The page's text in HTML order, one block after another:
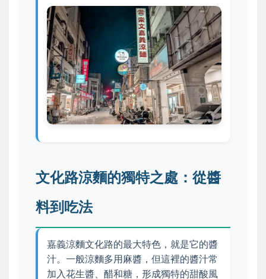
文化路涼麵的獨特之處：從醬
料到吃法
嘉義涼麵文化路的最大特色，就是它的醬
汁。一般涼麵多用麻醬，但這裡的醬汁常
加入花生醬、醋和糖，形成獨特的甜酸風